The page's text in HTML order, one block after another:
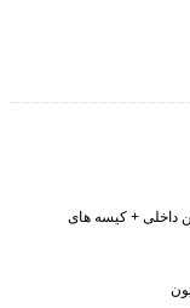
داخلی + کیسه های